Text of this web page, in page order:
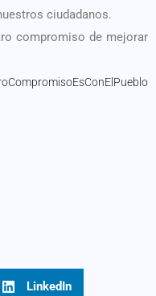
ciudadanos.
compromiso de mejorar
LinkedIn